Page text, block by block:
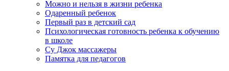
Можно и нельзя в жизни ребенка
Одаренный ребенок
Первый раз в детский сад
Психологическая готовность ребенка к обучению
в школе
Су Джок массажеры
Памятка для педагогов